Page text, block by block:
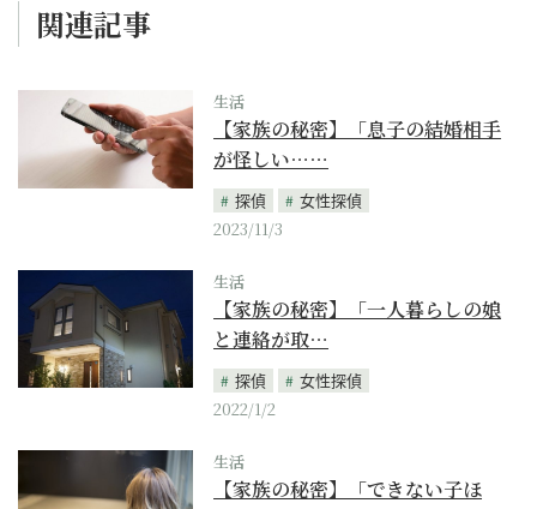
関連記事
生活
【家族の秘密】「息子の結婚相手
が怪しい……
探偵
女性探偵
2023/11/3
生活
【家族の秘密】「一人暮らしの娘
と連絡が取…
探偵
女性探偵
2022/1/2
生活
【家族の秘密】「できない子ほ